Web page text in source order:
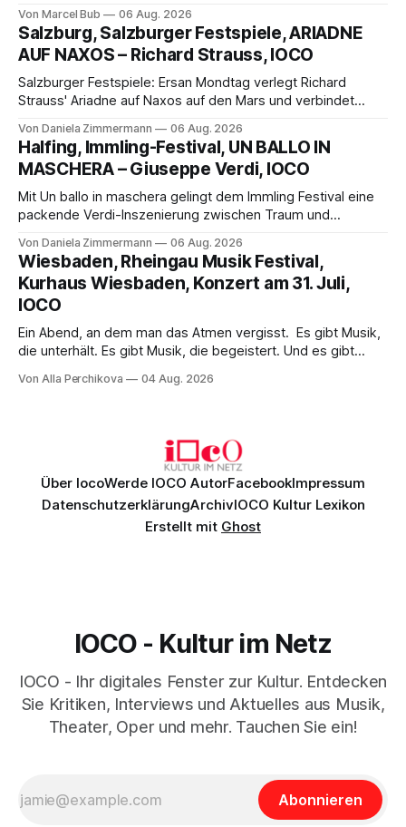
eine bildgewaltige Inszenierung, Maxime Pascal entfaltet
die komplexe Partitur eindrucksvoll, Philippe Sly berührt als
Franziskus.
Von Marcel Bub 06 Aug. 2026
Salzburg, Salzburger Festspiele, ARIADNE
AUF NAXOS – Richard Strauss, IOCO
Salzburger Festspiele: Ersan Mondtag verlegt Richard
Strauss' Ariadne auf Naxos auf den Mars und verbindet
Aufführung mit starken Solisten und den Wiener
Philharmonikern, szenisch bleibt der zweite Akt jedoch
hinter den Erwartungen zurück.
Von Daniela Zimmermann 06 Aug. 2026
Halfing, Immling-Festival, UN BALLO IN
MASCHERA – Giuseppe Verdi, IOCO
Mit Un ballo in maschera gelingt dem Immling Festival eine
packende Verdi-Inszenierung zwischen Traum und
psychologische Tiefe mit starken Bildern, getragen von
einem spielfreudigen Ensemble und einer musikalisch
überzeugenden Gesamtleistung.
Von Daniela Zimmermann 06 Aug. 2026
Wiesbaden, Rheingau Musik Festival,
Kurhaus Wiesbaden, Konzert am 31. Juli,
IOCO
Ein Abend, an dem man das Atmen vergisst. Es gibt Musik,
die unterhält. Es gibt Musik, die begeistert. Und es gibt
Genau so war der Abend im Kurhaus Wiesbaden, an dem
Von Alla Perchikova 04 Aug. 2026
Über IocoWerde IOCO AutorFacebookImpressum
DatenschutzerklärungArchivIOCO Kultur Lexikon
Erstellt mit Ghost
IOCO - Kultur im Netz
IOCO - Ihr digitales Fenster zur Kultur. Entdecken
Sie Kritiken, Interviews und Aktuelles aus Musik,
Theater, Oper und mehr. Tauchen Sie ein!
Abonnieren